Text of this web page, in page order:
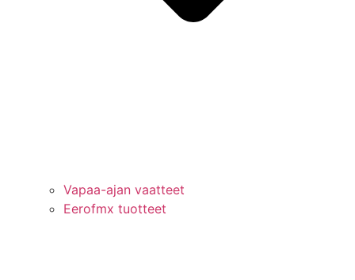
Vapaa-ajan vaatteet
Eerofmx tuotteet